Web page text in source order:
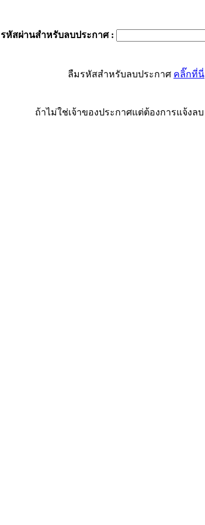
รหัสผ่านสำหรับลบประกาศ:
ลืมรหัสสำหรับลบประกาศ คลิ๊กที่นี่
ถ้าไม่ใช่เจ้าของประกาศแต่ต้องการแจ้งลบ